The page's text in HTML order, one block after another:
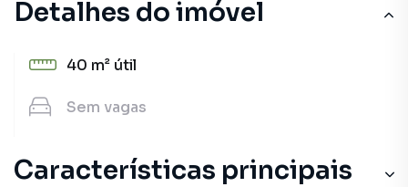
Detalhes do imóvel
40 m² útil
Sem vagas
Características principais